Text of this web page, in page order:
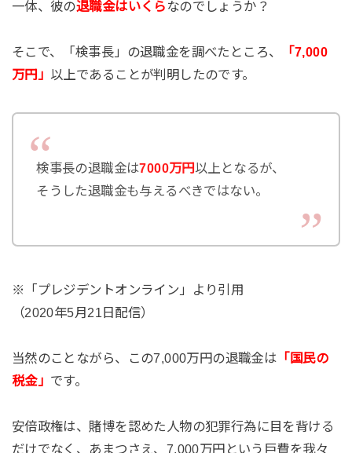
一体、彼の退職金はいくら なのでしょうか？
そこで、「検事長」の退職金を調べたところ、
「7,000
万円」以上であることが判明したのです。
検事長の退職金は7000万円 以上となるが、
そうした退職金も与えるべきではない。
※「プレジデントオンライン」より引用
（2020年5月21日配信）
当然のことながら、この7,000万円の退職金は 「国民の
税金」 です。
安倍政権は、賭博を認めた人物の犯罪行為に目を背ける
だけでなく、あまつさえ、7,000万円という巨費を我々